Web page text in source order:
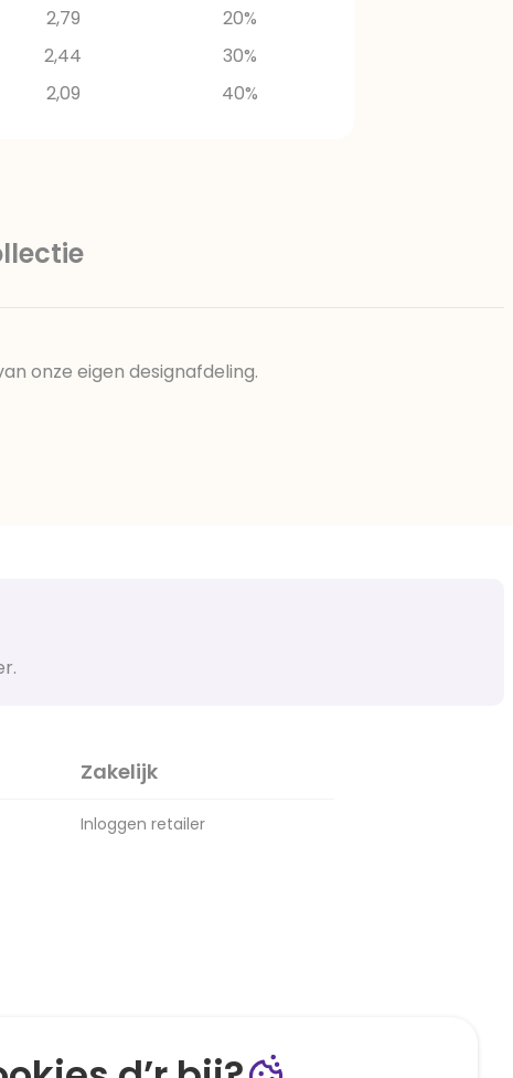
2,79
20%
2,44
30%
2,09 40%
onze eigen designafdeling.
Zakelijk
Inloggen retailer